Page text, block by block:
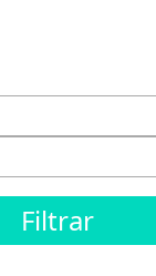
Filtrar